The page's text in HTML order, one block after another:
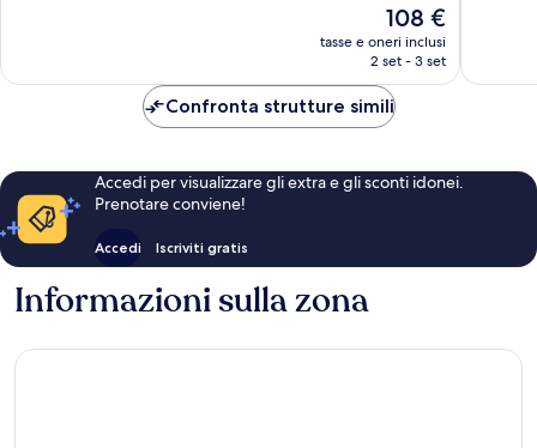
Il
prezzo
attuale
108 €
108 €
tasse e oneri inclusi
2 set - 3 set
Confronta strutture simili
Accedi per visualizzare gli extra e gli sconti idonei.
Prenotare conviene!
Accedi Iscriviti gratis
Informazioni sulla zona